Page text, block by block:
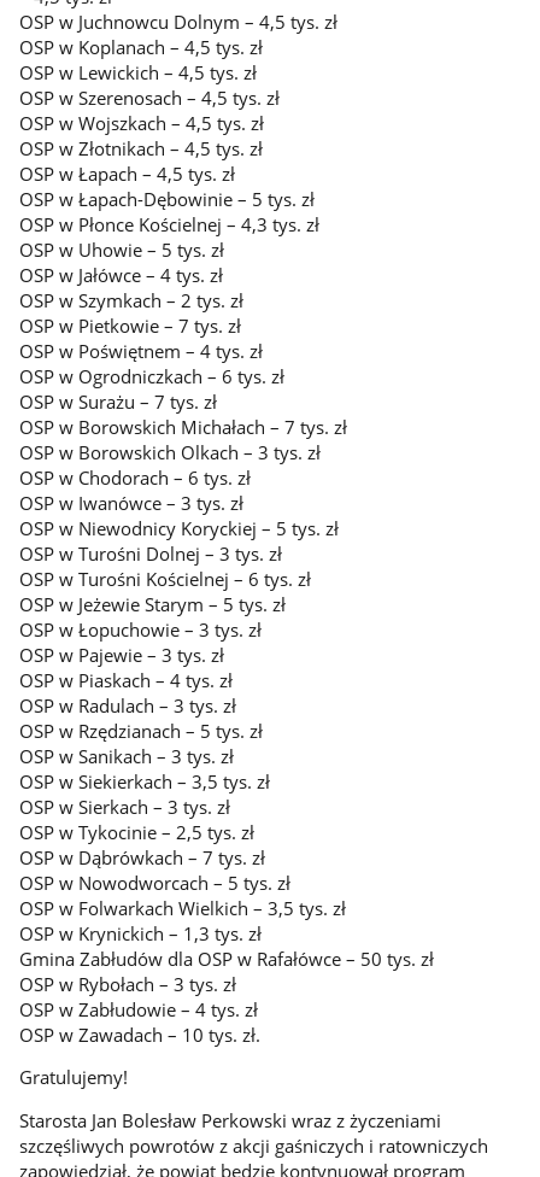
OSP w Juchnowcu Dolnym – 4,5 tys. zł
OSP w Koplanach – 4,5 tys. zł
OSP w Lewickich – 4,5 tys. zł
OSP w Szerenosach – 4,5 tys. zł
OSP w Wojszkach – 4,5 tys. zł
OSP w Złotnikach – 4,5 tys. zł
OSP w Łapach – 4,5 tys. zł
OSP w Łapach-Dębowinie – 5 tys. zł
OSP w Płonce Kościelnej – 4,3 tys. zł
OSP w Uhowie – 5 tys. zł
OSP w Jałówce – 4 tys. zł
OSP w Szymkach – 2 tys. zł
OSP w Pietkowie – 7 tys. zł
OSP w Poświętnem – 4 tys. zł
OSP w Ogrodniczkach – 6 tys. zł
OSP w Surażu – 7 tys. zł
OSP w Borowskich Michałach – 7 tys. zł
OSP w Borowskich Olkach – 3 tys. zł
OSP w Chodorach – 6 tys. zł
OSP w Iwanówce – 3 tys. zł
OSP w Niewodnicy Koryckiej – 5 tys. zł
OSP w Turośni Dolnej – 3 tys. zł
OSP w Turośni Kościelnej – 6 tys. zł
OSP w Jeżewie Starym – 5 tys. zł
OSP w Łopuchowie – 3 tys. zł
OSP w Pajewie – 3 tys. zł
OSP w Piaskach – 4 tys. zł
OSP w Radulach – 3 tys. zł
OSP w Rzędzianach – 5 tys. zł
OSP w Sanikach – 3 tys. zł
OSP w Siekierkach – 3,5 tys. zł
OSP w Sierkach – 3 tys. zł
OSP w Tykocinie – 2,5 tys. zł
OSP w Dąbrówkach – 7 tys. zł
OSP w Nowodworcach – 5 tys. zł
OSP w Folwarkach Wielkich – 3,5 tys. zł
OSP w Krynickich – 1,3 tys. zł
Gmina Zabłudów dla OSP w Rafałówce – 50 tys. zł
OSP w Rybołach – 3 tys. zł
OSP w Zabłudowie – 4 tys. zł
OSP w Zawadach – 10 tys. zł.
Gratulujemy!
Starosta Jan Bolesław Perkowski wraz z życzeniami
szczęśliwych powrotów z akcji gaśniczych i ratowniczych
zapowiedział, że powiat będzie kontynuował program